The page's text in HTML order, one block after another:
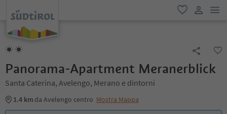
favoriti
Panorama-Apartment Meranerblick
Santa Caterina, Avelengo, Merano e dintorni
1.4 km da Avelengo centro Mostra Mappa